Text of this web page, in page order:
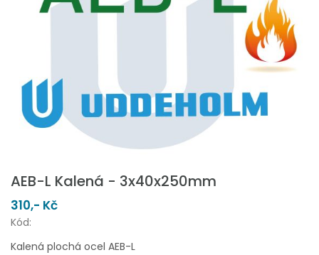
AEB-L Kalená - 3x40x250mm
310,- Kč
Kód:
Kalená plochá ocel AEB-L